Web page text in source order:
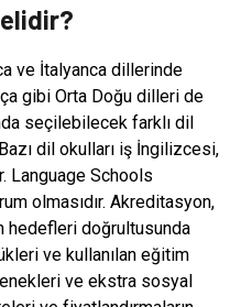
ve İtalyanca dillerinde
gibi Orta Doğu dilleri de
seçilebilecek farklı dil
dil okulları iş İngilizcesi,
Language Schools
olmasıdır. Akreditasyon,
hedefleri doğrultusunda
ve kullanılan eğitim
ve ekstra sosyal